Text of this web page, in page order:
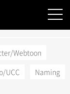
Webtoon
UCC
Naming